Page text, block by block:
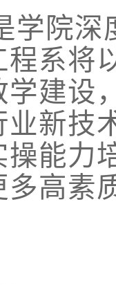
学院深
系将
建设
业新技
操能力
高素